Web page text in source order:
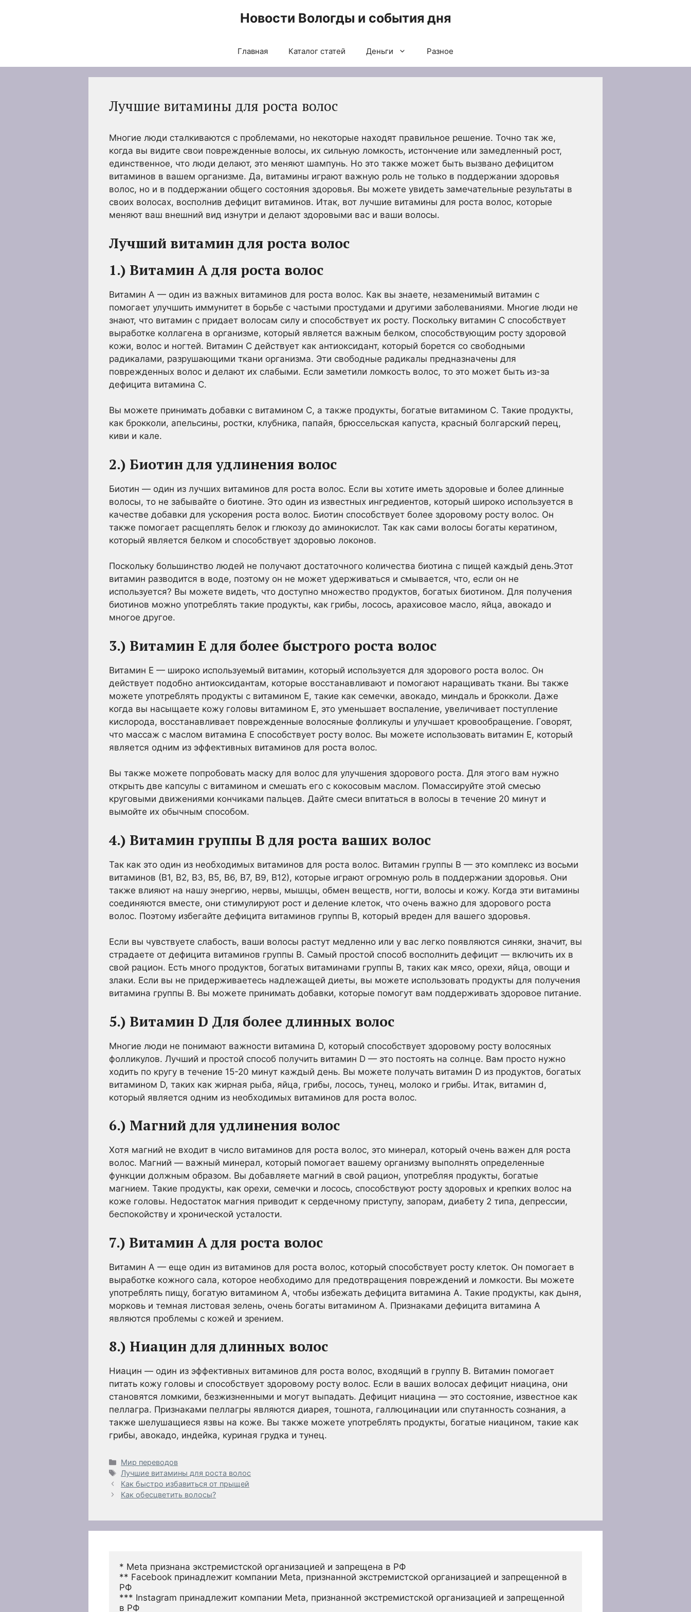
Новости Вологды и события дня
Главная Каталог статей Деньги Разное
Лучшие витамины для роста волос
Многие люди сталкиваются с проблемами, но некоторые находят правильное решение. Точно так же,
когда вы видите свои поврежденные волосы, их сильную ломкость, истончение или замедленный рост,
единственное, что люди делают, это меняют шампунь. Но это также может быть вызвано дефицитом
витаминов в вашем организме. Да, витамины играют важную роль не только в поддержании здоровья
волос, но и в поддержании общего состояния здоровья. Вы можете увидеть замечательные результаты в
своих волосах, восполнив дефицит витаминов. Итак, вот лучшие витамины для роста волос, которые
меняют ваш внешний вид изнутри и делают здоровыми вас и ваши волосы.
Лучший витамин для роста волос
1.) Витамин А для роста волос
Витамин А — один из важных витаминов для роста волос. Как вы знаете, незаменимый витамин с
помогает улучшить иммунитет в борьбе с частыми простудами и другими заболеваниями. Многие люди не
знают, что витамин с придает волосам силу и способствует их росту. Поскольку витамин С способствует
выработке коллагена в организме, который является важным белком, способствующим росту здоровой
кожи, волос и ногтей. Витамин С действует как антиоксидант, который борется со свободными
радикалами, разрушающими ткани организма. Эти свободные радикалы предназначены для
поврежденных волос и делают их слабыми. Если заметили ломкость волос, то это может быть из-за
дефицита витамина С.
Вы можете принимать добавки с витамином С, а также продукты, богатые витамином С. Такие продукты,
как брокколи, апельсины, ростки, клубника, папайя, брюссельская капуста, красный болгарский перец,
киви и кале.
2.) Биотин для удлинения волос
Биотин — один из лучших витаминов для роста волос. Если вы хотите иметь здоровые и более длинные
волосы, то не забывайте о биотине. Это один из известных ингредиентов, который широко используется в
качестве добавки для ускорения роста волос. Биотин способствует более здоровому росту волос. Он
также помогает расщеплять белок и глюкозу до аминокислот. Так как сами волосы богаты кератином,
который является белком и способствует здоровью локонов.
Поскольку большинство людей не получают достаточного количества биотина с пищей каждый день.Этот
витамин разводится в воде, поэтому он не может удерживаться и смывается, что, если он не
используется? Вы можете видеть, что доступно множество продуктов, богатых биотином. Для получения
биотинов можно употреблять такие продукты, как грибы, лосось, арахисовое масло, яйца, авокадо и
многое другое.
3.) Витамин Е для более быстрого роста волос
Витамин Е — широко используемый витамин, который используется для здорового роста волос. Он
действует подобно антиоксидантам, которые восстанавливают и помогают наращивать ткани. Вы также
можете употреблять продукты с витамином Е, такие как семечки, авокадо, миндаль и брокколи. Даже
когда вы насыщаете кожу головы витамином Е, это уменьшает воспаление, увеличивает поступление
кислорода, восстанавливает поврежденные волосяные фолликулы и улучшает кровообращение. Говорят,
что массаж с маслом витамина Е способствует росту волос. Вы можете использовать витамин Е, который
является одним из эффективных витаминов для роста волос.
Вы также можете попробовать маску для волос для улучшения здорового роста. Для этого вам нужно
открыть две капсулы с витамином и смешать его с кокосовым маслом. Помассируйте этой смесью
круговыми движениями кончиками пальцев. Дайте смеси впитаться в волосы в течение 20 минут и
вымойте их обычным способом.
4.) Витамин группы В для роста ваших волос
Так как это один из необходимых витаминов для роста волос. Витамин группы В — это комплекс из восьми
витаминов (В1, В2, В3, В5, В6, В7, В9, В12), которые играют огромную роль в поддержании здоровья. Они
также влияют на нашу энергию, нервы, мышцы, обмен веществ, ногти, волосы и кожу. Когда эти витамины
соединяются вместе, они стимулируют рост и деление клеток, что очень важно для здорового роста
волос. Поэтому избегайте дефицита витаминов группы В, который вреден для вашего здоровья.
Если вы чувствуете слабость, ваши волосы растут медленно или у вас легко появляются синяки, значит, вы
страдаете от дефицита витаминов группы В. Самый простой способ восполнить дефицит — включить их в
свой рацион. Есть много продуктов, богатых витаминами группы В, таких как мясо, орехи, яйца, овощи и
злаки. Если вы не придерживаетесь надлежащей диеты, вы можете использовать продукты для получения
витамина группы В. Вы можете принимать добавки, которые помогут вам поддерживать здоровое питание.
5.) Витамин D Для более длинных волос
Многие люди не понимают важности витамина D, который способствует здоровому росту волосяных
фолликулов. Лучший и простой способ получить витамин D — это постоять на солнце. Вам просто нужно
ходить по кругу в течение 15-20 минут каждый день. Вы можете получать витамин D из продуктов, богатых
витамином D, таких как жирная рыба, яйца, грибы, лосось, тунец, молоко и грибы. Итак, витамин d,
который является одним из необходимых витаминов для роста волос.
6.) Магний для удлинения волос
Хотя магний не входит в число витаминов для роста волос, это минерал, который очень важен для роста
волос. Магний — важный минерал, который помогает вашему организму выполнять определенные
функции должным образом. Вы добавляете магний в свой рацион, употребляя продукты, богатые
магнием. Такие продукты, как орехи, семечки и лосось, способствуют росту здоровых и крепких волос на
коже головы. Недостаток магния приводит к сердечному приступу, запорам, диабету 2 типа, депрессии,
беспокойству и хронической усталости.
7.) Витамин А для роста волос
Витамин А — еще один из витаминов для роста волос, который способствует росту клеток. Он помогает в
выработке кожного сала, которое необходимо для предотвращения повреждений и ломкости. Вы можете
употреблять пищу, богатую витамином А, чтобы избежать дефицита витамина А. Такие продукты, как дыня,
морковь и темная листовая зелень, очень богаты витамином А. Признаками дефицита витамина А
являются проблемы с кожей и зрением.
8.) Ниацин для длинных волос
Ниацин — один из эффективных витаминов для роста волос, входящий в группу B. Витамин помогает
питать кожу головы и способствует здоровому росту волос. Если в ваших волосах дефицит ниацина, они
становятся ломкими, безжизненными и могут выпадать. Дефицит ниацина — это состояние, известное как
пеллагра. Признаками пеллагры являются диарея, тошнота, галлюцинации или спутанность сознания, а
также шелушащиеся язвы на коже. Вы также можете употреблять продукты, богатые ниацином, такие как
грибы, авокадо, индейка, куриная грудка и тунец.
Рубрики
Мир переводов
Метки
Лучшие витамины для роста волос
Как быстро избавиться от прыщей
Как обесцветить волосы?
* Meta признана экстремистской организацией и запрещена в РФ
** Facebook принадлежит компании Meta, признанной экстремистской организацией и запрещенной в
РФ
*** Instagram принадлежит компании Meta, признанной экстремистской организацией и запрещенной
в РФ